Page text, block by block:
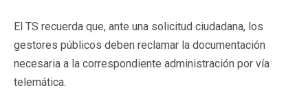
El TS recuerda que, ante una solicitud ciudadana, los
gestores públicos deben reclamar la documentación
necesaria a la correspondiente administración por vía
telemática.